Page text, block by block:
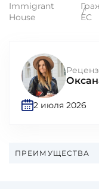
Immigrant
House
ЕС
2 июля 2026
ПРЕИМУЩЕСТВА